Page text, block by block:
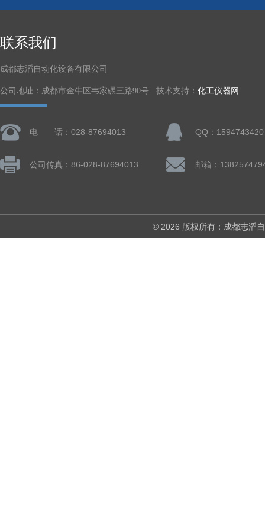
联系我们
成都志滔自动化设备有限公司
公司地址：成都市金牛区韦家碾三路90号 技术支持： 化工仪器网
电 话：028-87694013 QQ：1594743420
公司传真：86-028-87694013
© 2026 版权所有：成都志滔